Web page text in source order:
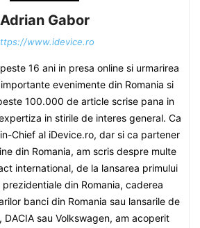
Adrian Gabor
www.idevice.ro
16 ani in presa online si urmarirea
evenimente din Romania si
100.000 de article scrise pana in
in stirile de interes general. Ca
Chief al iDevice.ro, dar si ca partener
din Romania, am scris despre multe
international, de la lansarea primului
prezidentiale din Romania, caderea
banci din Romania sau lansarile de
DACIA sau Volkswagen, am acoperit